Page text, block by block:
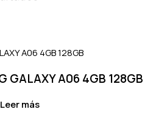
GALAXY A06 4GB 128GB
Leer más